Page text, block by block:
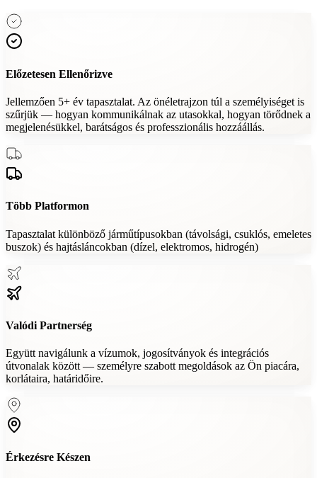
Előzetesen Ellenőrizve
Jellemzően 5+ év tapasztalat. Az önéletrajzon túl a személyiséget is
szűrjük — hogyan kommunikálnak az utasokkal, hogyan törődnek a
megjelenésükkel, barátságos és professzionális hozzáállás.
Több Platformon
Tapasztalat különböző járműtípusokban (távolsági, csuklós, emeletes
buszok) és hajtásláncokban (dízel, elektromos, hidrogén)
Valódi Partnerség
Együtt navigálunk a vízumok, jogosítványok és integrációs
útvonalak között — személyre szabott megoldások az Ön piacára,
korlátaira, határidőire.
Érkezésre Készen